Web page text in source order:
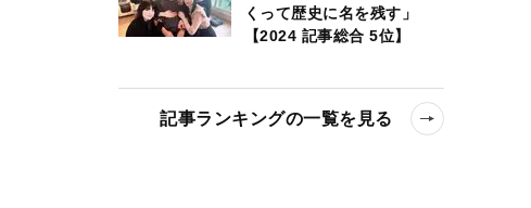
くって歴史に名を残す」
【2024 記事総合 5位】
記事ランキングの一覧を見る